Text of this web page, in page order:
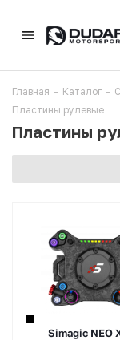
Главная - Каталог -
Пластины рулевые
Пластины
Simagic NEO